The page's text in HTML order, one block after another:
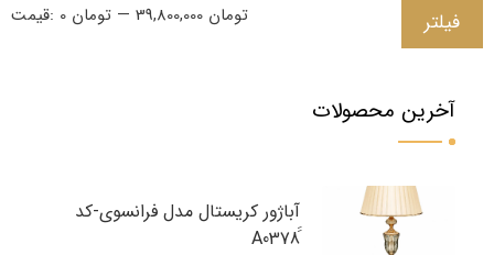
فیلتر قیمت: 0 تومان — 39,800,000 تومان
آخرین محصولات
آباژور کریستال مدل فرانسوی-کد
ََA0378